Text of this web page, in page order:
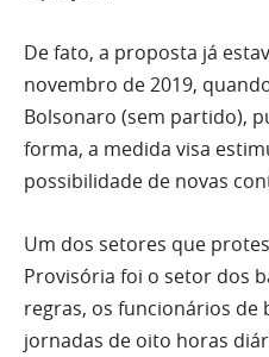
De fato, a proposta já
novembro de 2019,
Bolsonaro (sem partido),
forma, a medida visa
possibilidade de novas
Um dos setores que
Provisória foi o setor dos
regras, os funcionários
jornadas de oito horas